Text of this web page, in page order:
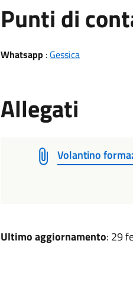
Punti di
Whatsapp : Gessica
Allegati
Volantino
Ultimo aggiornamento: 29